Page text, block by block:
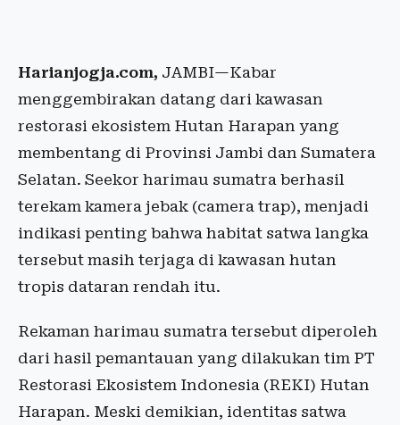
Harianjogja.com, JAMBI—Kabar
menggembirakan datang dari kawasan
restorasi ekosistem Hutan Harapan yang
membentang di Provinsi Jambi dan Sumatera
Selatan. Seekor harimau sumatra berhasil
terekam kamera jebak (camera trap), menjadi
indikasi penting bahwa habitat satwa langka
tersebut masih terjaga di kawasan hutan
tropis dataran rendah itu.
Rekaman harimau sumatra tersebut diperoleh
dari hasil pemantauan yang dilakukan tim PT
Restorasi Ekosistem Indonesia (REKI) Hutan
Harapan. Meski demikian, identitas satwa